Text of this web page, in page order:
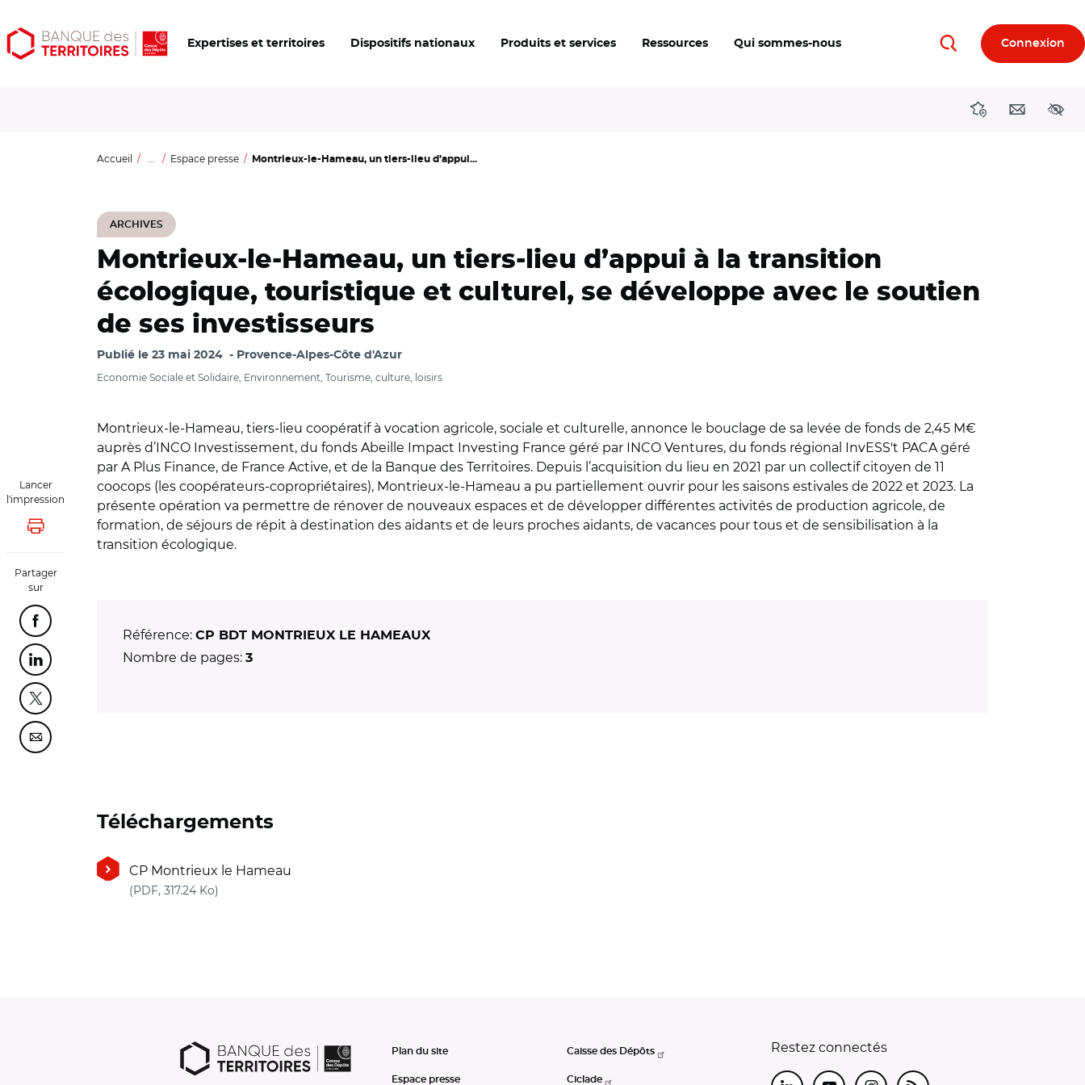
Aller
au
Aller
au
Ouvrir
les
Expertises et territoires Dispositifs nationaux Produits et services Ressources Qui sommes-nous RechercherConnexion
DirectionsContact
Accueil ... Espace presse Montrieux-le-Hameau, un tiers-lieu d’appui...
ARCHIVES
Montrieux-le-Hameau, un tiers-lieu d’appui à la transition
écologique, touristique et culturel, se développe avec le soutien
de ses investisseurs
Publié le 23 mai 2024 Provence-Alpes-Côte d'Azur
Economie Sociale et Solidaire, Environnement, Tourisme, culture, loisirs
Lancer
l'impression
Lancer l'impression
Partager
sur
Partager cette page sur Facebook
Partager cette page sur Linkedin
Partager cette page sur Twitter
Partager cette page sur Courriel
Montrieux-le-Hameau, tiers-lieu coopératif à vocation agricole, sociale et culturelle, annonce le bouclage de sa levée de fonds de 2,45 M€
auprès d’INCO Investissement, du fonds Abeille Impact Investing France géré par INCO Ventures, du fonds régional InvESS't PACA géré
par A Plus Finance, de France Active, et de la Banque des Territoires. Depuis l’acquisition du lieu en 2021 par un collectif citoyen de 11
coocops (les coopérateurs-copropriétaires), Montrieux-le-Hameau a pu partiellement ouvrir pour les saisons estivales de 2022 et 2023. La
présente opération va permettre de rénover de nouveaux espaces et de développer différentes activités de production agricole, de
formation, de séjours de répit à destination des aidants et de leurs proches aidants, de vacances pour tous et de sensibilisation à la
transition écologique.
Référence: CP BDT MONTRIEUX LE HAMEAUX
Nombre de pages: 3
Téléchargements
CP Montrieux le Hameau
(PDF, 317.24 Ko)
Plan du site
Espace presse
Caisse des Dépôts
Ciclade
Restez connectés